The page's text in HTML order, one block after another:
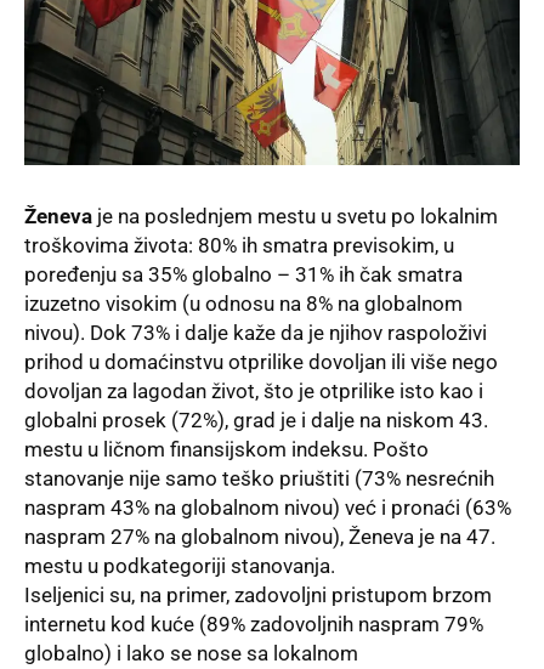
Ženeva je na poslednjem mestu u svetu po lokalnim
troškovima života: 80% ih smatra previsokim, u
poređenju sa 35% globalno – 31% ih čak smatra
izuzetno visokim (u odnosu na 8% na globalnom
nivou). Dok 73% i dalje kaže da je njihov raspoloživi
prihod u domaćinstvu otprilike dovoljan ili više nego
dovoljan za lagodan život, što je otprilike isto kao i
globalni prosek (72%), grad je i dalje na niskom 43.
mestu u ličnom finansijskom indeksu. Pošto
stanovanje nije samo teško priuštiti (73% nesrećnih
naspram 43% na globalnom nivou) već i pronaći (63%
naspram 27% na globalnom nivou), Ženeva je na 47.
mestu u podkategoriji stanovanja.
Iseljenici su, na primer, zadovoljni pristupom brzom
internetu kod kuće (89% zadovoljnih naspram 79%
globalno) i lako se nose sa lokalnom